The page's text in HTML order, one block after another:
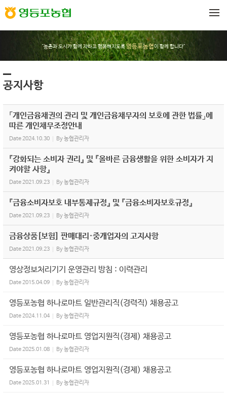
"농촌과 도시가 함께 자라고 행복해지도록영등포농협이 함께 합니다"
공지사항
「개인금융채권의 관리 및 개인금융채무자의 보호에 관한 법률」에
따른 개인채무조정안내
Date2024.10.30 By농협관리자
『강화되는 소비자 권리』 및 『올바른 금융생활을 위한 소비자가 지
켜야할 사항』
Date2021.09.23 By농협관리자
『금융소비자보호 내부통제규정』 및 『금융소비자보호규정』
Date2021.09.23 By농협관리자
금융상품[보험] 판매대리·중개업자의 고지사항
Date2021.09.23 By농협관리자
영상정보처리기기 운영관리 방침 : 이력관리
Date2015.04.09 By농협관리자
영등포농협 하나로마트 일반관리직(경력직) 채용공고
Date2024.11.04 By농협관리자
영등포농협 하나로마트 영업지원직(경제) 채용공고
Date2025.01.08 By농협관리자
영등포농협 하나로마트 영업지원직(경제) 채용공고
Date2025.01.31 By농협관리자